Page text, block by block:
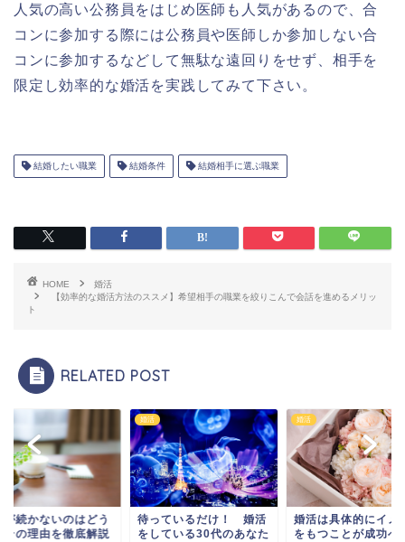
人気の高い公務員をはじめ医師も人気があるので、合
コンに参加する際には公務員や医師しか参加しない合
コンに参加するなどして無駄な遠回りをせず、相手を
限定し効率的な婚活を実践してみて下さい。
結婚したい職業 結婚条件 結婚相手に選ぶ職業
HOME
婚活
【効率的な婚活方法のススメ】希望相手の職業を絞りこんで会話を進めるメリッ
ト
RELATED POST
ているだけ！ 婚活
ている30代のあなた
婚活
婚活は具体的にイメージ
をもつことが成功への道
婚活